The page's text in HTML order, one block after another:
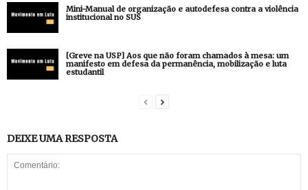
Mini-Manual de organização e autodefesa contra a violência
institucional no SUS
[Greve na USP] Aos que não foram chamados à mesa: um
manifesto em defesa da permanência, mobilização e luta
estudantil
DEIXE UMA RESPOSTA